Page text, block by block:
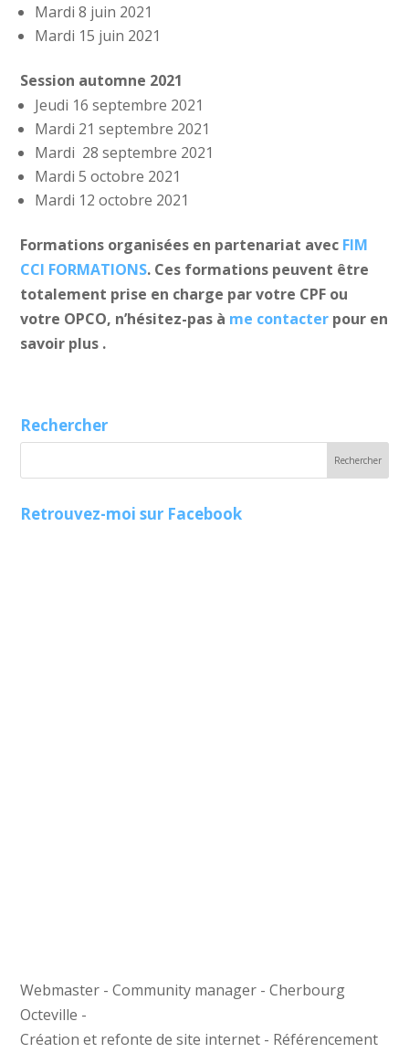
Mardi 8 juin 2021
Mardi 15 juin 2021
Session automne 2021
Jeudi 16 septembre 2021
Mardi 21 septembre 2021
Mardi 28 septembre 2021
Mardi 5 octobre 2021
Mardi 12 octobre 2021
Formations organisées en partenariat avec FIM
CCI FORMATIONS. Ces formations peuvent être
totalement prise en charge par votre CPF ou
votre OPCO, n’hésitez-pas à me contacter pour en
savoir plus .
Rechercher
Retrouvez-moi sur Facebook
Webmaster - Community manager - Cherbourg
Octeville -
Création et refonte de site internet - Référencement